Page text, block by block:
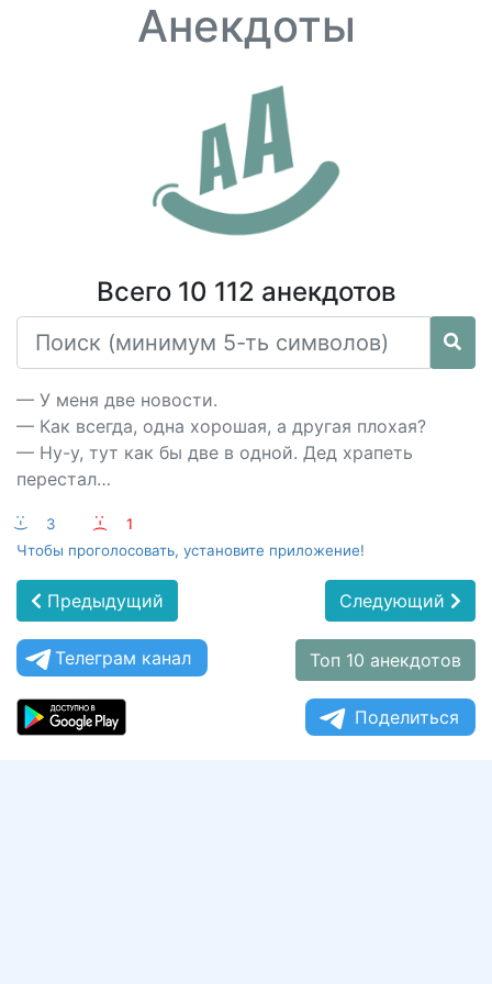
Анекдоты
Всего 10 112 анекдотов
— У меня две новости.
— Как всегда, одна хорошая, а другая плохая?
— Ну-у, тут как бы две в одной. Дед храпеть
перестал…
:-) 3 :-(
1
Чтобы проголосовать, установите приложение!
Предыдущий Следующий
Телеграм канал Топ 10 анекдотов
Поделиться